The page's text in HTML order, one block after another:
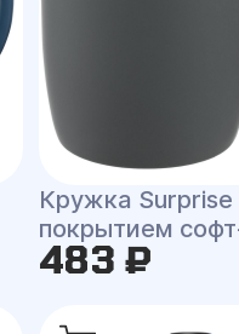
Кружка Surprise
покрытием
483 ₽